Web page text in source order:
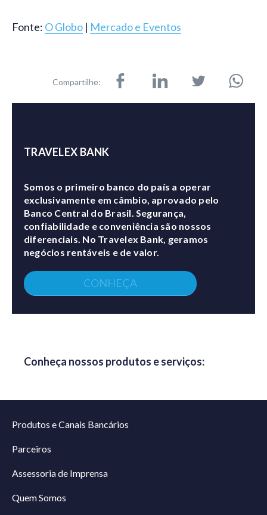
Fonte: O Globo | Mercado e Eventos
Compartilhe:
TRAVELEX BANK
Somos o primeiro banco do país a operar
exclusivamente em câmbio, aprovado pelo
Banco Central do Brasil. Segurança,
confiabilidade e conveniência são nossos
diferenciais. No Travelex Bank, geramos
negócios rentáveis e de valor.
CONHEÇA
Conheça nossos produtos e serviços:
Produtos e Canais Bancários
Parceiros
Assessoria de Imprensa
Quem Somos